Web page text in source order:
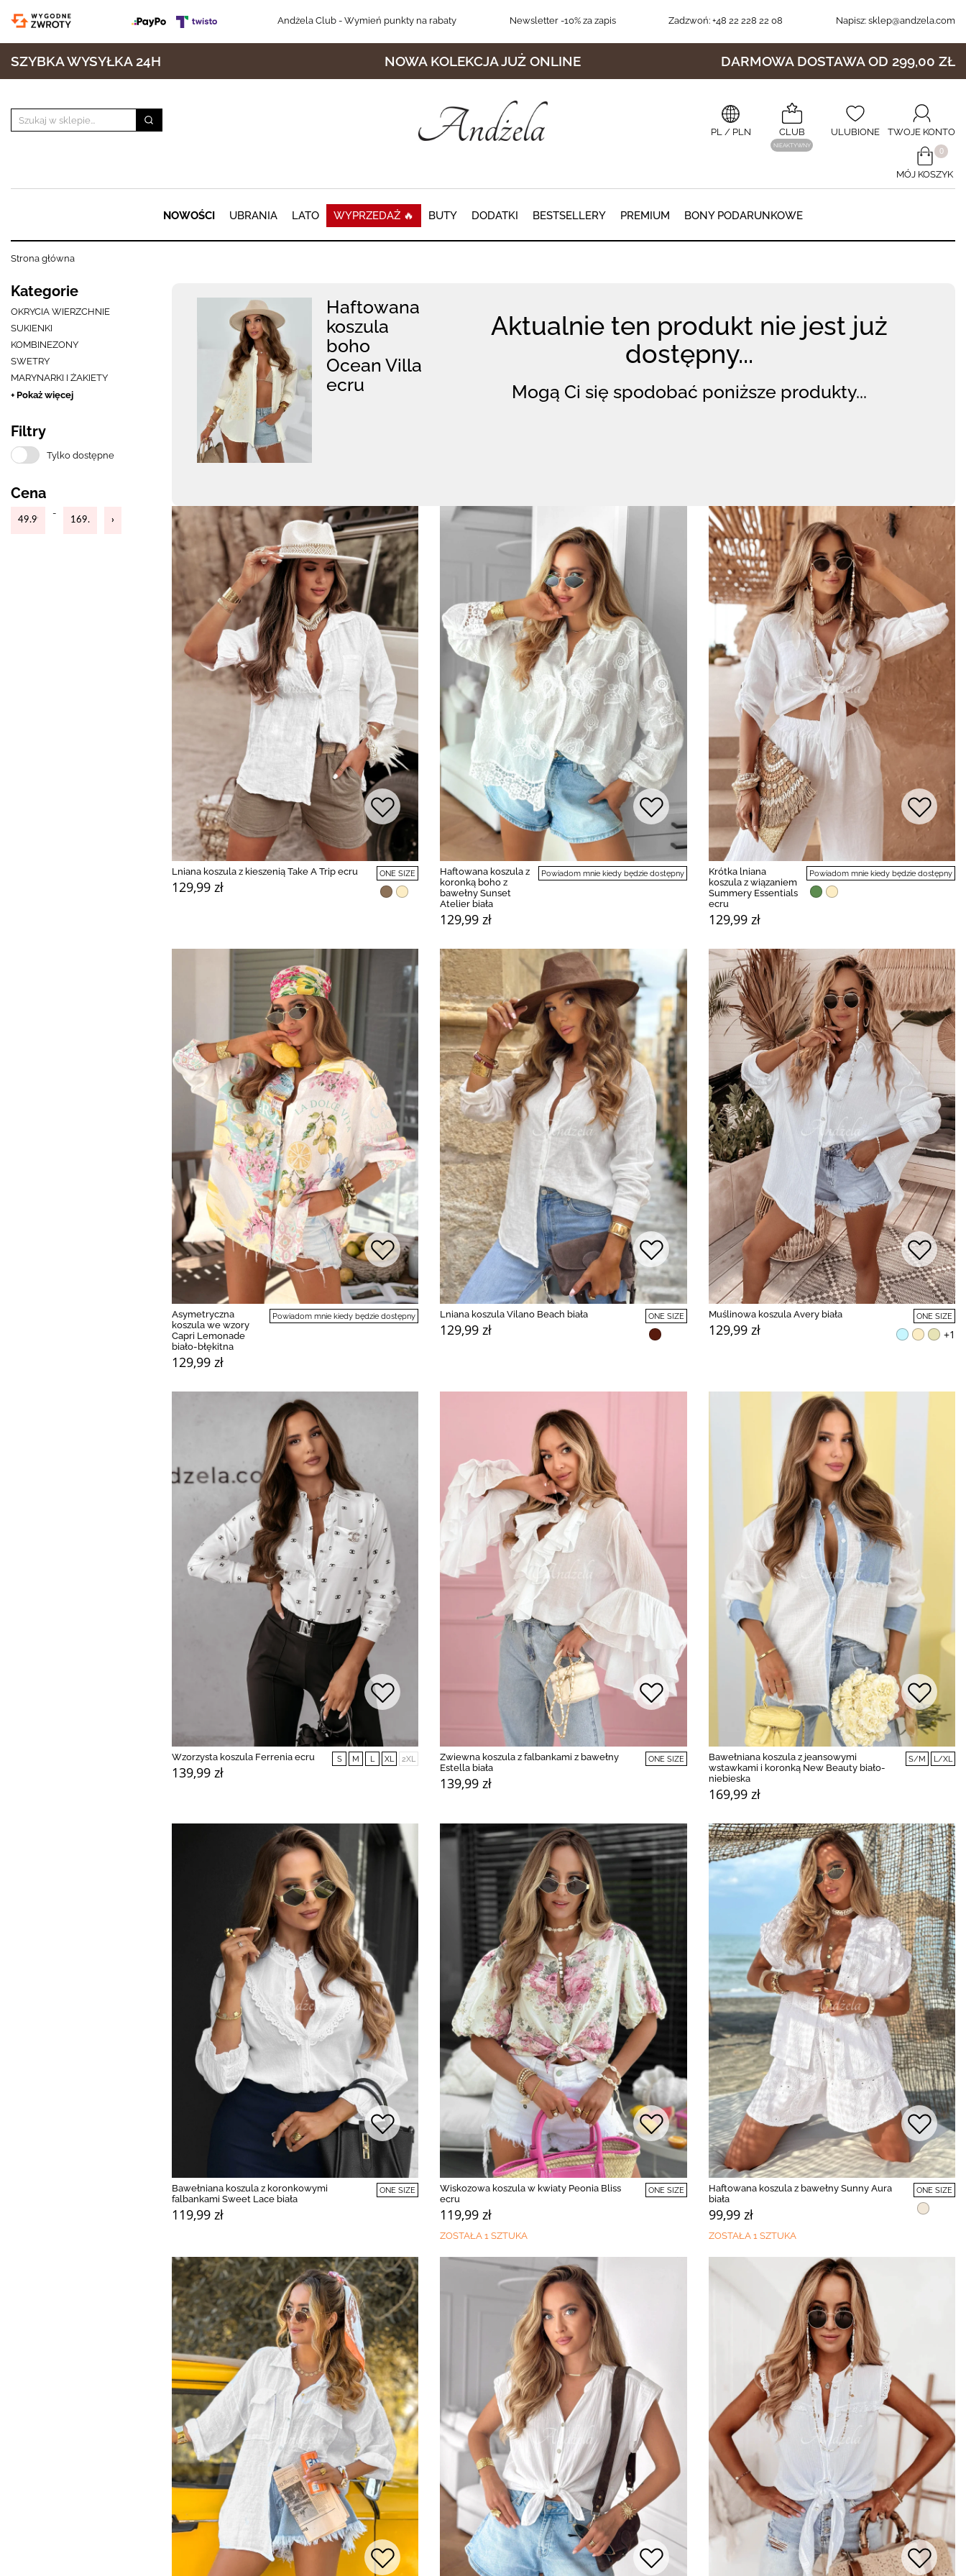
Andżela Club- Wymień punkty na rabaty Newsletter-10% za zapis Zadzwoń: +48 22 228 22 08 Napisz: sklep@andzela.com
SZYBKA WYSYŁKA 24H NOWA KOLEKCJA JUŻ ONLINE DARMOWA DOSTAWA OD 299,00 ZŁ
PL/ PLN CLUB
NIEAKTYWNY
ULUBIONE TWOJE KONTO
​0
MÓJ KOSZYK
NOWOŚCI UBRANIA LATO WYPRZEDAŻ 🔥 BUTY DODATKI BESTSELLERY PREMIUM BONY PODARUNKOWE
Strona główna
Kategorie
OKRYCIA WIERZCHNIE
SUKIENKI
KOMBINEZONY
SWETRY
MARYNARKI I ŻAKIETY
+ Pokaż więcej
Filtry
Tylko dostępne
Cena
-
Haftowana
koszula
boho
Ocean Villa
ecru
Aktualnie ten produkt nie jest już
dostępny...
Mogą Ci się spodobać poniższe produkty...
Lniana koszula z kieszenią Take A Trip ecru
129,99 zł
ONE SIZE
Haftowana koszula z
koronką boho z
bawełny Sunset
Atelier biała
129,99 zł
Powiadom mnie kiedy będzie dostępny
Krótka lniana
koszula z wiązaniem
Summery Essentials
ecru
129,99 zł
Powiadom mnie kiedy będzie dostępny
Asymetryczna
koszula we wzory
Capri Lemonade
biało-błękitna
129,99 zł
Powiadom mnie kiedy będzie dostępny Lniana koszula Vilano Beach biała
129,99 zł
ONE SIZE Muślinowa koszula Avery biała
129,99 zł
ONE SIZE
+1
Wzorzysta koszula Ferrenia ecru
139,99 zł
S M L XL 2XL
Zwiewna koszula z falbankami z bawełny
Estella biała
139,99 zł
ONE SIZE
Bawełniana koszula z jeansowymi
wstawkami i koronką New Beauty biało-
niebieska
169,99 zł
S/M L/XL
Bawełniana koszula z koronkowymi
falbankami Sweet Lace biała
119,99 zł
ONE SIZE
Wiskozowa koszula w kwiaty Peonia Bliss
ecru
119,99 zł
ONE SIZE
ZOSTAŁA 1 SZTUKA
Haftowana koszula z bawełny Sunny Aura
biała
99,99 zł
ONE SIZE
ZOSTAŁA 1 SZTUKA